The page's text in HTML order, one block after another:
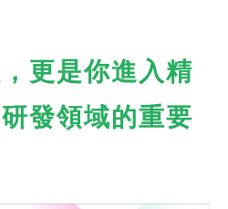
更是你進入精
發領域的重要